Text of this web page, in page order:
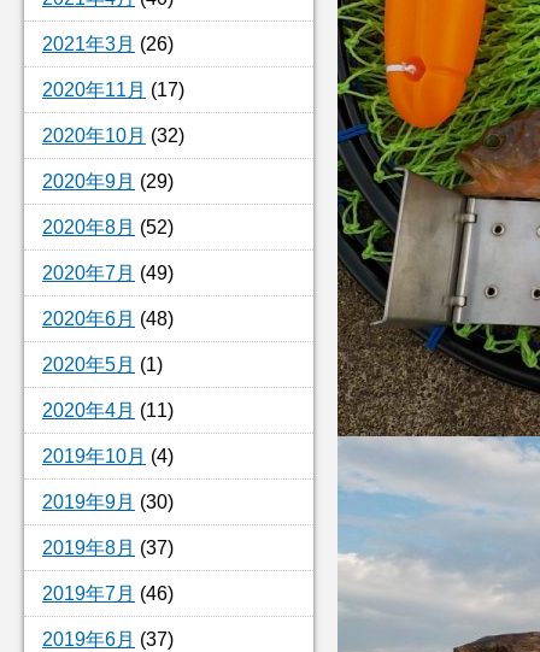
2021年3月 (26)
2020年11月 (17)
2020年10月 (32)
2020年9月 (29)
2020年8月 (52)
2020年7月 (49)
2020年6月 (48)
2020年5月 (1)
2020年4月 (11)
2019年10月 (4)
2019年9月 (30)
2019年8月 (37)
2019年7月 (46)
2019年6月 (37)